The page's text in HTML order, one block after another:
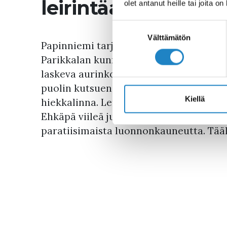
olet antanut heille tai joita
Välttämätön
Kiellä
leirintäalueelle!
Papinniemi tarjoaa nautinnollisia
Parikkalan kunnan Uukuniemen
laskeva aurinko punaa.
puolin kutsuen uittamaan varpaita.
hiekkalinna. Lempeä kesätuuli
Ehkäpä viileä juoma terassilla
paratiisimaista luonnonkauneutta.